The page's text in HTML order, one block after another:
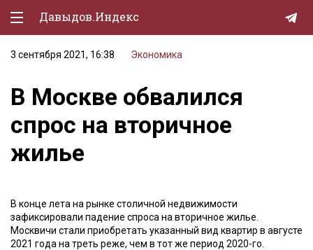
Давыдов.Индекс
Политическая жизнь
Экономика
Природа
Образование
Культура
Lifestyle
3 сентября 2021, 16:38 Экономика
В Москве обвалился
спрос на вторичное
жилье
В конце лета на рынке столичной недвижимости
зафиксировали падение спроса на вторичное жилье.
Москвичи стали приобретать указанный вид квартир в августе
2021 года на треть реже, чем в тот же период 2020-го.